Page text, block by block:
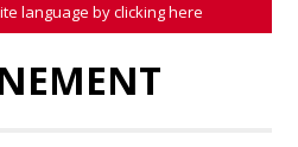
language by clicking here